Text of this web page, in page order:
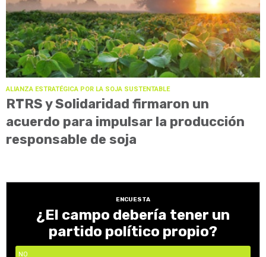
ALIANZA ESTRATÉGICA POR LA SOJA SUSTENTABLE
RTRS y Solidaridad firmaron un
acuerdo para impulsar la producción
responsable de soja
ENCUESTA
¿El campo debería tener un
partido político propio?
NO